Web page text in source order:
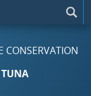
CONSERVATION